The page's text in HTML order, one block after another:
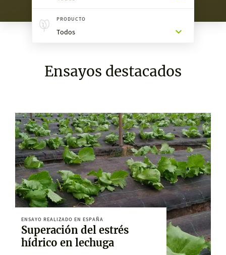
PRODUCTO
Todos
Ensayos destacados
ENSAYO REALIZADO EN ESPAÑA
Superación del estrés
hídrico en lechuga